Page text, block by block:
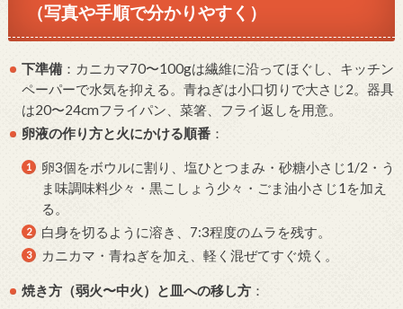
（写真や手順で分かりやすく）
下準備 ：カニカマ70〜100gは繊維に沿ってほぐし、キッチン
ペーパーで水気を抑える。青ねぎは小口切りで大さじ2。器具
は20〜24cmフライパン、菜箸、フライ返しを用意。
卵液の作り方と火にかける順番 ：
卵3個をボウルに割り、塩ひとつまみ・砂糖小さじ1/2・う
ま味調味料少々・黒こしょう少々・ごま油小さじ1を加え
る。
白身を切るように溶き、7:3程度のムラを残す。
カニカマ・青ねぎを加え、軽く混ぜてすぐ焼く。
焼き方（弱火〜中火）と皿への移し方 ：